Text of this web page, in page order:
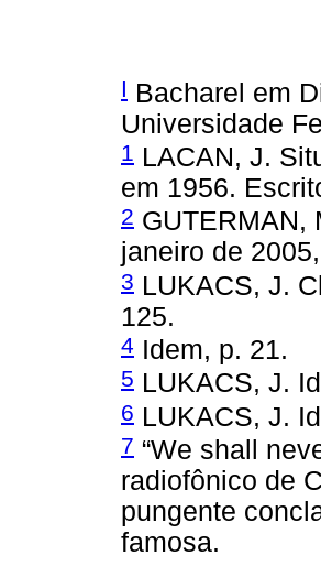
I Bacharel em
Universidade
1 LACAN, J.
em 1956.
2 GUTERMAN,
janeiro de
3 LUKACS, J.
125.
4 Idem, p. 21.
5 LUKACS, J.
6 LUKACS, J.
7 “We shall
radiofônico de
pungente
famosa.